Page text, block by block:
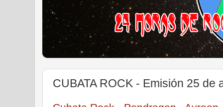
CUBATA ROCK - Emisión 25 de